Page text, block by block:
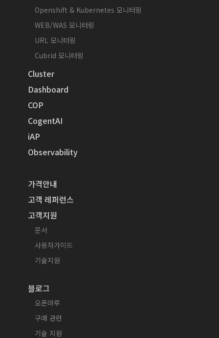
Openshift & Kubernetes 모니터링
WEB/WAS 모니터링
URL 모니터링
Cubrid 모니터링
Cluster
Dashboard
COP
CogentAI
iAP
Observability
가격안내
고객 레퍼런스
고객지원
문서
사용자가이드
기술지원
블로그
오픈마루
구매 관련
기술 지원